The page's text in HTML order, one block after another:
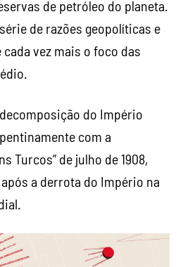
de petróleo do planeta.
de razões geopolíticas e
vez mais o foco das
do Império
com a
Turcos” de julho de 1908,
a derrota do Império na